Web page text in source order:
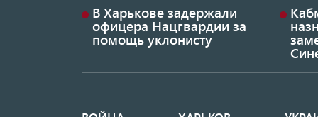
В Харькове задержали
офицера Нацгвардии за
помощь уклонисту